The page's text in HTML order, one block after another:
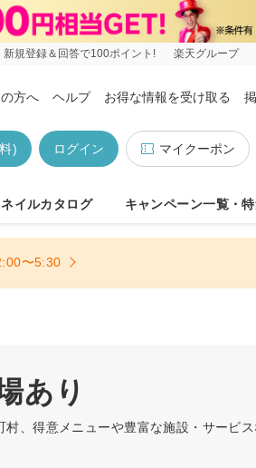
新規登録＆回答で100ポイント! 楽天グループ
方へ ヘルプ お得な情報を受け取る
マイクーポン
ログイン
)
ネイルカタログ キャンペーン一覧・
〜5:30
あり
、得意メニューや豊富な施設・サービ